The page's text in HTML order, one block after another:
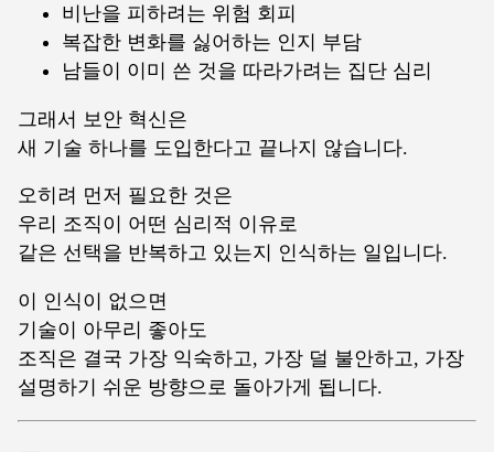
비난을 피하려는 위험 회피
복잡한 변화를 싫어하는 인지 부담
남들이 이미 쓴 것을 따라가려는 집단 심리
그래서 보안 혁신은
새 기술 하나를 도입한다고 끝나지 않습니다.
오히려 먼저 필요한 것은
우리 조직이 어떤 심리적 이유로
같은 선택을 반복하고 있는지 인식하는 일입니다.
이 인식이 없으면
기술이 아무리 좋아도
조직은 결국 가장 익숙하고, 가장 덜 불안하고, 가장
설명하기 쉬운 방향으로 돌아가게 됩니다.